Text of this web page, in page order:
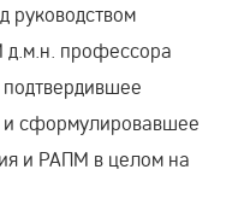
руководством
д.м.н. профессора
и сформулировавшее
и РАПМ в целом на